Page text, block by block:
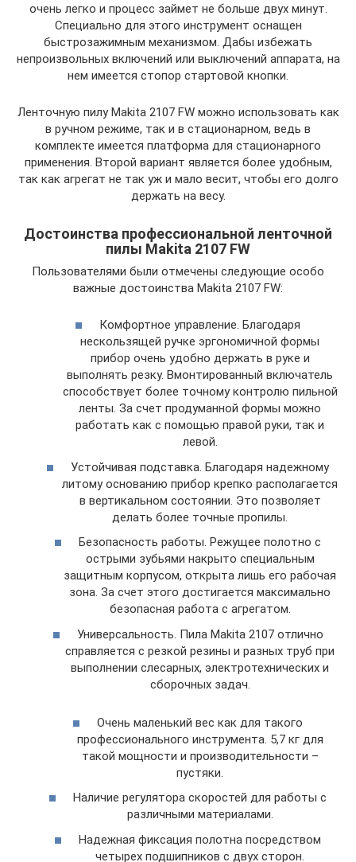
очень легко и процесс займет не больше двух минут.
Специально для этого инструмент оснащен
быстрозажимным механизмом. Дабы избежать
непроизвольных включений или выключений аппарата, на
нем имеется стопор стартовой кнопки.
Ленточную пилу Makita 2107 FW можно использовать как
в ручном режиме, так и в стационарном, ведь в
комплекте имеется платформа для стационарного
применения. Второй вариант является более удобным,
так как агрегат не так уж и мало весит, чтобы его долго
держать на весу.
Достоинства профессиональной ленточной
пилы Makita 2107 FW
Пользователями были отмечены следующие особо
важные достоинства Makita 2107 FW:
Комфортное управление. Благодаря
нескользящей ручке эргономичной формы
прибор очень удобно держать в руке и
выполнять резку. Вмонтированный включатель
способствует более точному контролю пильной
ленты. За счет продуманной формы можно
работать как с помощью правой руки, так и
левой.
Устойчивая подставка. Благодаря надежному
литому основанию прибор крепко располагается
в вертикальном состоянии. Это позволяет
делать более точные пропилы.
Безопасность работы. Режущее полотно с
острыми зубьями накрыто специальным
защитным корпусом, открыта лишь его рабочая
зона. За счет этого достигается максимально
безопасная работа с агрегатом.
Универсальность. Пила Makita 2107 отлично
справляется с резкой резины и разных труб при
выполнении слесарных, электротехнических и
сборочных задач.
Очень маленький вес как для такого
профессионального инструмента. 5,7 кг для
такой мощности и производительности –
пустяки.
Наличие регулятора скоростей для работы с
различными материалами.
Надежная фиксация полотна посредством
четырех подшипников с двух сторон.